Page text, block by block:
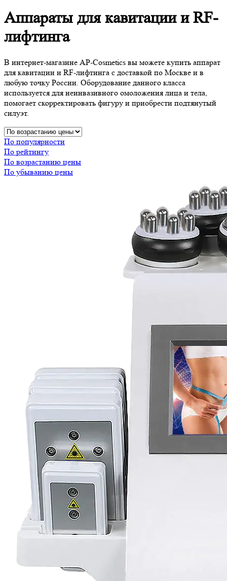
Аппараты для кавитации и RF-
лифтинга
В интернет-магазине AP-Cosmetics вы можете купить аппарат
для кавитации и RF-лифтинга с доставкой по Москве и в
любую точку России. Оборудование данного класса
используется для неинвазивного омоложения лица и тела,
помогает скорректировать фигуру и приобрести подтянутый
силуэт.
По популярности
По рейтингу
По возрастанию цены
По убыванию цены